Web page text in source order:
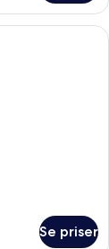
balkong,
Se priser